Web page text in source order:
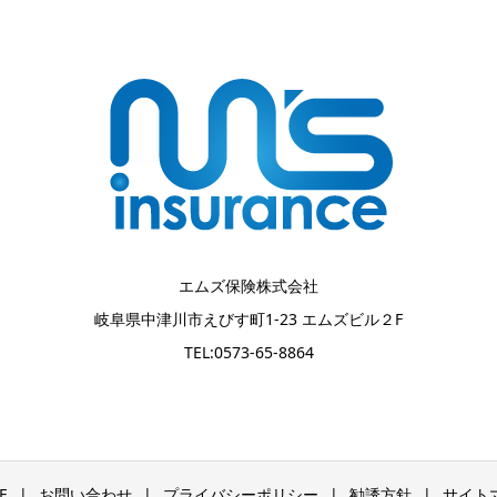
エムズ保険株式会社
岐阜県中津川市えびす町1-23 エムズビル２F
TEL:0573-65-8864